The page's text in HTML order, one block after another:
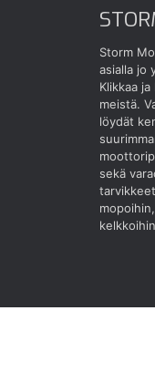
Storm
asialla jo
Klikkaa
meistä.
löydät
sekä